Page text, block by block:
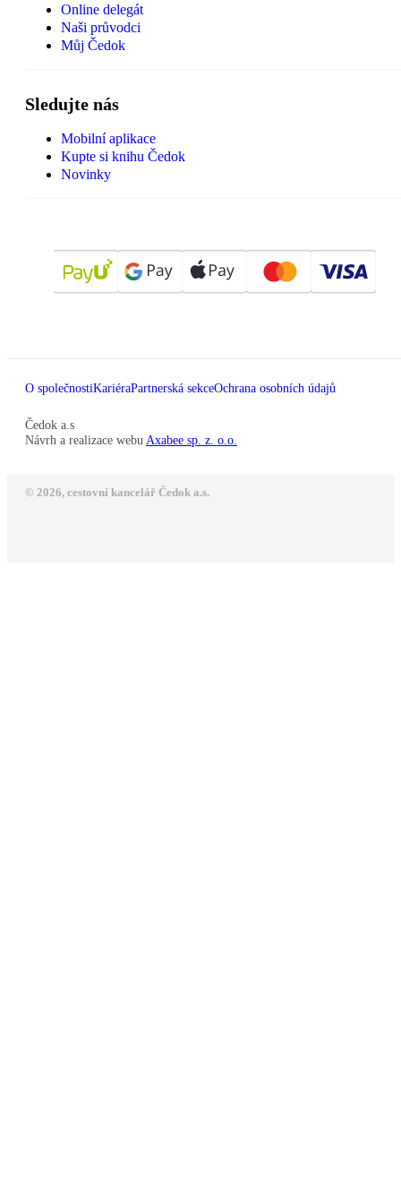
Online delegát
Naši průvodci
Můj Čedok
Sledujte nás
Mobilní aplikace
Kupte si knihu Čedok
Novinky
O společnostiKariéraPartnerská sekceOchrana osobních údajů
Čedok a.s
Návrh a realizace webu Axabee sp. z. o.o.
© 2026, cestovní kancelář Čedok a.s.